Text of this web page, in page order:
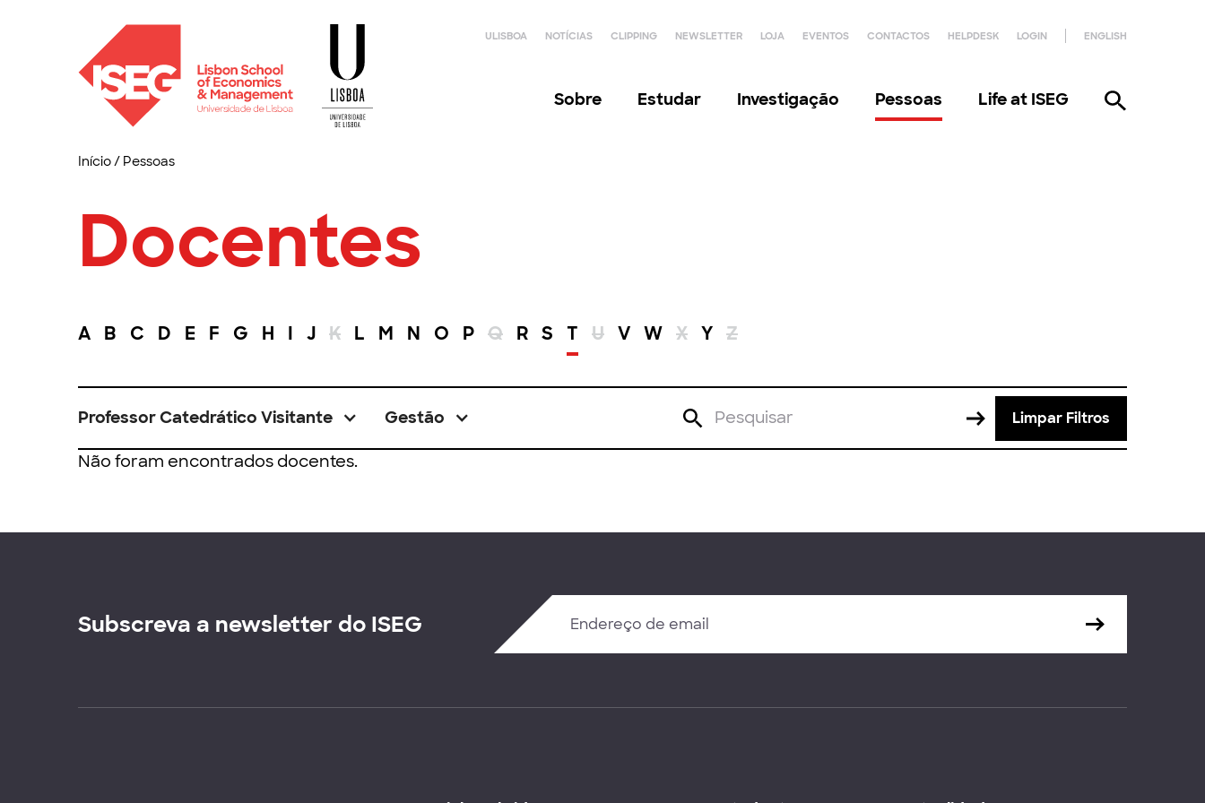
ULISBOA NOTÍCIAS CLIPPING NEWSLETTER LOJA EVENTOS CONTACTOS HELPDESK LOGIN ENGLISH
Sobre Estudar Investigação Pessoas Life at ISEG
Início/ Pessoas
Docentes
A B C D E F G H I J K L M N O P Q R S T U V W X Y Z
Professor Catedrático Visitante Gestão Limpar Filtros
Não foram encontrados docentes.
Subscreva a newsletter do ISEG